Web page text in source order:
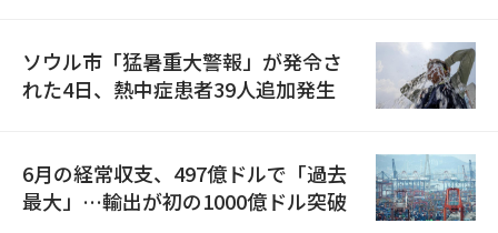
ソウル市「猛暑重大警報」が発令さ
れた4日、熱中症患者39人追加発生
6月の経常収支、497億ドルで「過去
最大」…輸出が初の1000億ドル突破